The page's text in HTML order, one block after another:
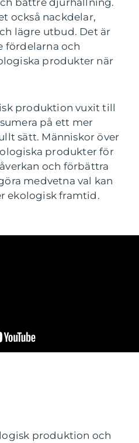
också nackdelar,
lägre utbud. Det är
fördelarna och
produkter när
produktion vuxit till
på ett mer
sätt. Människor över
produkter för
och förbättra
medvetna val kan
ekologisk framtid.
produktion och